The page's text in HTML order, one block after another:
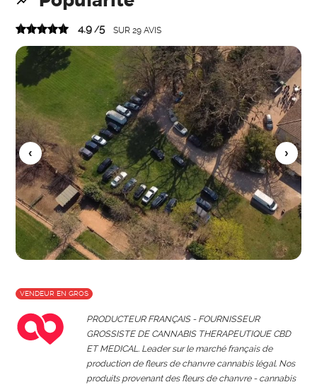
4.9/5 SUR29 AVIS
VENDEUR EN GROS
PRODUCTEUR FRANÇAIS - FOURNISSEUR
GROSSISTE DE CANNABIS THERAPEUTIQUE CBD
ET MEDICAL. Leader sur le marché français de
production de fleurs de chanvre cannabis légal. Nos
produits provenant des fleurs de chanvre - cannabis